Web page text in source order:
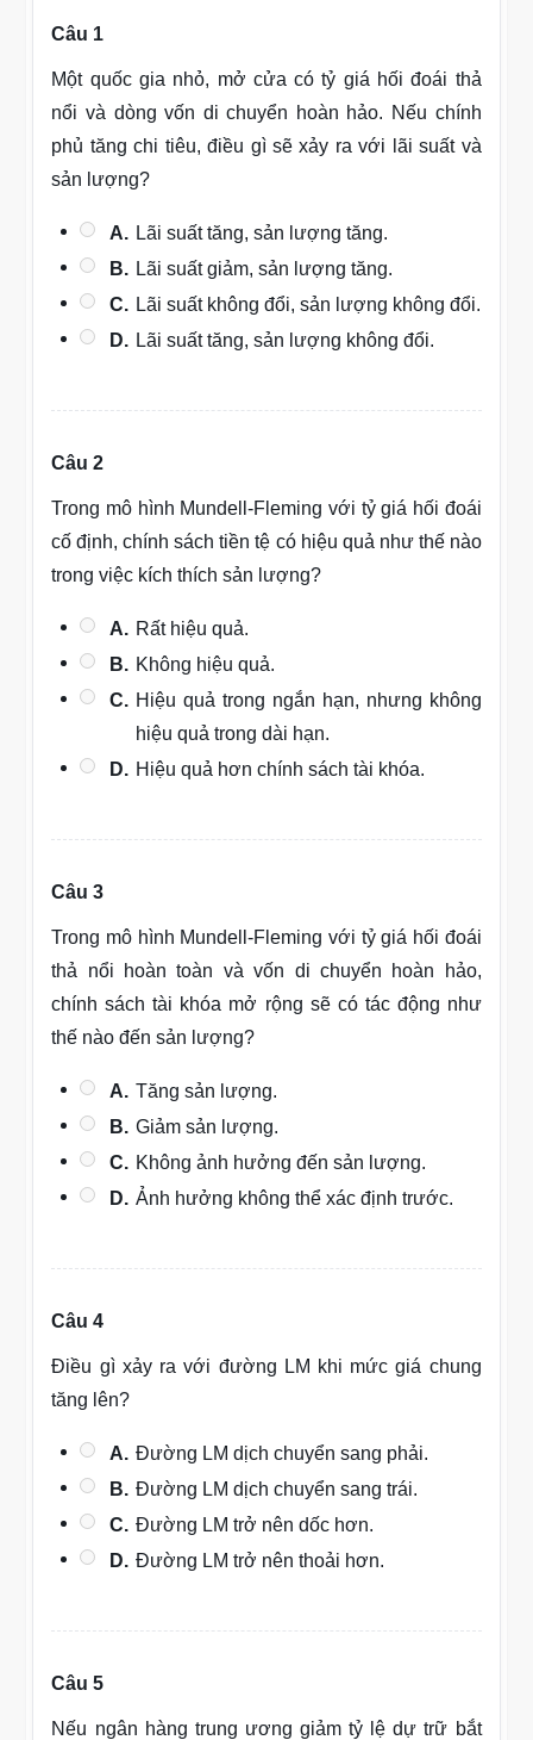
Câu 1
Một quốc gia nhỏ, mở cửa có tỷ giá hối đoái thả
nổi và dòng vốn di chuyển hoàn hảo. Nếu chính
phủ tăng chi tiêu, điều gì sẽ xảy ra với lãi suất và
sản lượng?
A. Lãi suất tăng, sản lượng tăng.
B. Lãi suất giảm, sản lượng tăng.
C. Lãi suất không đổi, sản lượng không đổi.
D. Lãi suất tăng, sản lượng không đổi.
Câu 2
Trong mô hình Mundell-Fleming với tỷ giá hối đoái
cố định, chính sách tiền tệ có hiệu quả như thế nào
trong việc kích thích sản lượng?
A. Rất hiệu quả.
B. Không hiệu quả.
C. Hiệu quả trong ngắn hạn, nhưng không
hiệu quả trong dài hạn.
D. Hiệu quả hơn chính sách tài khóa.
Câu 3
Trong mô hình Mundell-Fleming với tỷ giá hối đoái
thả nổi hoàn toàn và vốn di chuyển hoàn hảo,
chính sách tài khóa mở rộng sẽ có tác động như
thế nào đến sản lượng?
A. Tăng sản lượng.
B. Giảm sản lượng.
C. Không ảnh hưởng đến sản lượng.
D. Ảnh hưởng không thể xác định trước.
Câu 4
Điều gì xảy ra với đường LM khi mức giá chung
tăng lên?
A. Đường LM dịch chuyển sang phải.
B. Đường LM dịch chuyển sang trái.
C. Đường LM trở nên dốc hơn.
D. Đường LM trở nên thoải hơn.
Câu 5
Nếu ngân hàng trung ương giảm tỷ lệ dự trữ bắt